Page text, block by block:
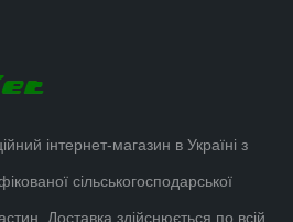
інтернет-магазин в Україні з
сільськогосподарської
Доставка здійснюється по всій